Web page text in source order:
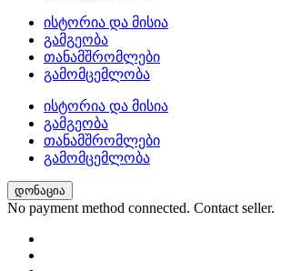
ისტორია და მისია
გამგეობა
თანამშრომლები
გამომცემლობა
ისტორია და მისია
გამგეობა
თანამშრომლები
გამომცემლობა
დონაცია
No payment method connected. Contact seller.